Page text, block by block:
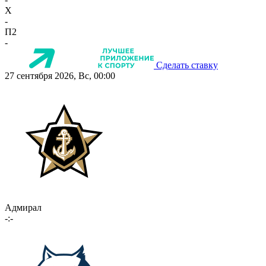
X
-
П2
-
Сделать ставку
27 сентября 2026, Вс, 00:00
Адмирал
-:-